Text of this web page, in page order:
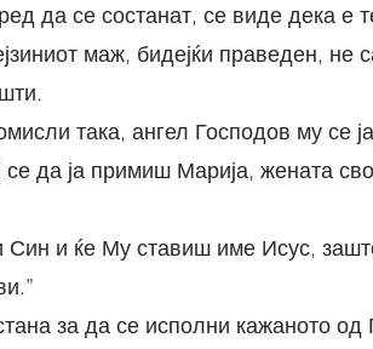
да се состанат, се виде дека е
да ја примиш Марија, жената